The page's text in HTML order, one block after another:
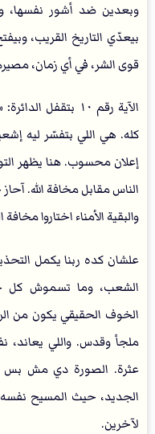
وبعدين ضد أشور نفسها،
بيعدّي التاريخ القريب،
قوى الشر، في أي زمان،
الآية رقم ١٠
كله. هي اللي بتفسّر ليه
الناس مقابل مخافة الله.
والبقية الأمناء اختاروا
علشان كده ربنا يكمل
الشعب، وما تسموش كل
الخوف الحقيقي يكون من
ملجأ وقدس. واللي
عثرة. الصورة دي مش بس
الجديد، حيث المسيح
لآخرين.